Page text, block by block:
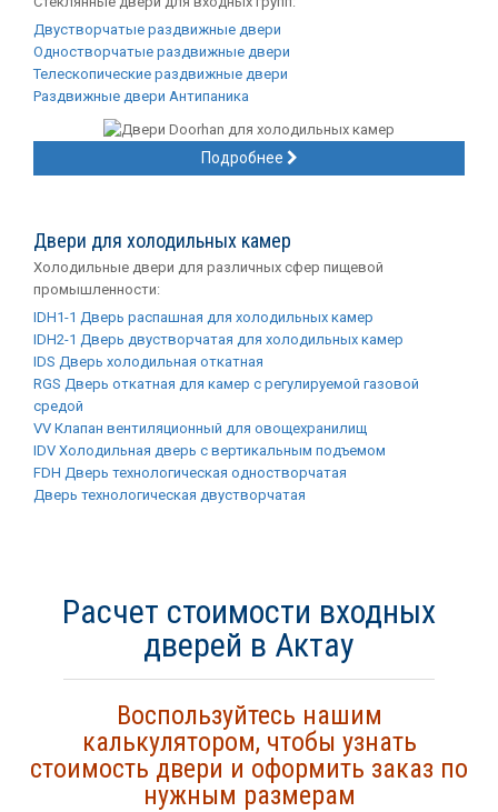
Двустворчатые раздвижные двери
Одностворчатые раздвижные двери
Телескопические раздвижные двери
Раздвижные двери Антипаника
Подробнее
Двери для холодильных камер
Холодильные двери для различных сфер пищевой
промышленности:
IDH1-1 Дверь распашная для холодильных камер
IDH2-1 Дверь двустворчатая для холодильных камер
IDS Дверь холодильная откатная
RGS Дверь откатная для камер с регулируемой газовой
средой
VV Клапан вентиляционный для овощехранилищ
IDV Холодильная дверь с вертикальным подъемом
FDH Дверь технологическая одностворчатая
Дверь технологическая двустворчатая
Расчет стоимости входных
дверей в Актау
Воспользуйтесь нашим
калькулятором, чтобы узнать
стоимость двери и оформить заказ по
нужным размерам